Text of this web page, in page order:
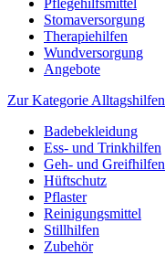
Pflegehilfsmittel
Stomaversorgung
Therapiehilfen
Wundversorgung
Angebote
Zur Kategorie Alltagshilfen
Badebekleidung
Ess- und Trinkhilfen
Geh- und Greifhilfen
Hüftschutz
Pflaster
Reinigungsmittel
Stillhilfen
Zubehör